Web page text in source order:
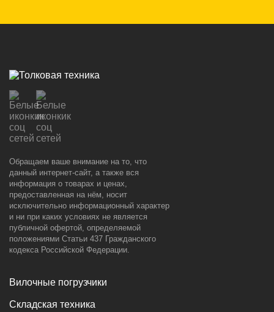
Обращаем ваше внимание на то, что
данный интернет-сайт, а также вся
информация о товарах и ценах,
предоставленная на нём, носит
исключительно информационный характер
и ни при каких условиях не является
публичной офертой, определяемой
положениями Статьи 437 Гражданского
кодекса Российской Федерации.
Вилочные погрузчики
Складская техника